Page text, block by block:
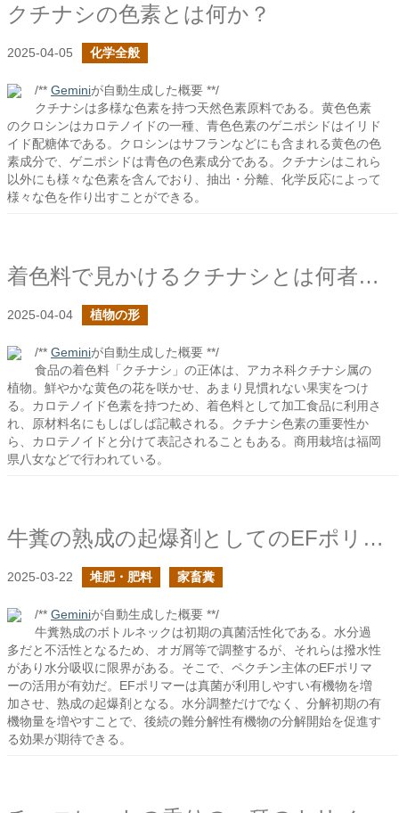
クチナシの色素とは何か？
2025-04-05 化学全般
/** Geminiが自動生成した概要 **/
クチナシは多様な色素を持つ天然色素原料である。黄色色素
のクロシンはカロテノイドの一種、青色色素のゲニポシドはイリド
イド配糖体である。クロシンはサフランなどにも含まれる黄色の色
素成分で、ゲニポシドは青色の色素成分である。クチナシはこれら
以外にも様々な色素を含んでおり、抽出・分離、化学反応によって
様々な色を作り出すことができる。
着色料で見かけるクチナシとは何者だ？
2025-04-04 植物の形
/** Geminiが自動生成した概要 **/
食品の着色料「クチナシ」の正体は、アカネ科クチナシ属の
植物。鮮やかな黄色の花を咲かせ、あまり見慣れない果実をつけ
る。カロテノイド色素を持つため、着色料として加工食品に利用さ
れ、原材料名にもしばしば記載される。クチナシ色素の重要性か
ら、カロテノイドと分けて表記されることもある。商用栽培は福岡
県八女などで行われている。
牛糞の熟成の起爆剤としてのEFポリマー
2025-03-22 堆肥・肥料 家畜糞
/** Geminiが自動生成した概要 **/
牛糞熟成のボトルネックは初期の真菌活性化である。水分過
多だと不活性となるため、オガ屑等で調整するが、それらは撥水性
があり水分吸収に限界がある。そこで、ペクチン主体のEFポリマ
ーの活用が有効だ。EFポリマーは真菌が利用しやすい有機物を増
加させ、熟成の起爆剤となる。水分調整だけでなく、分解初期の有
機物量を増やすことで、後続の難分解性有機物の分解開始を促進す
る効果が期待できる。